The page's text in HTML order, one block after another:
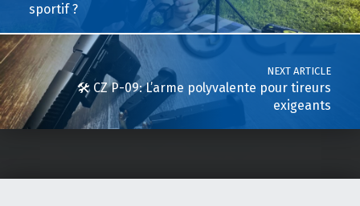
sportif ?
NEXT ARTICLE
🛠️ CZ P-09: L’arme polyvalente pour tireurs
exigeants